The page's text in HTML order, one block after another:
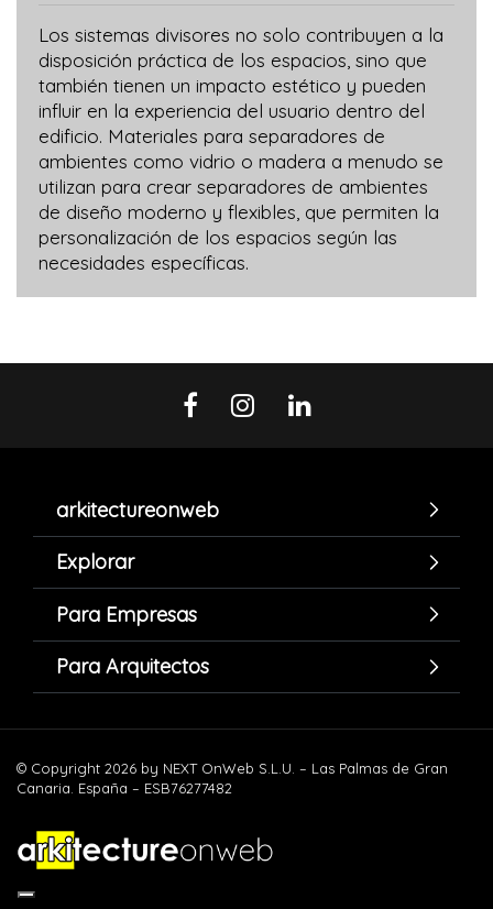
Los sistemas divisores no solo contribuyen a la
disposición práctica de los espacios, sino que
también tienen un impacto estético y pueden
influir en la experiencia del usuario dentro del
edificio. Materiales para separadores de
ambientes como vidrio o madera a menudo se
utilizan para crear separadores de ambientes
de diseño moderno y flexibles, que permiten la
personalización de los espacios según las
necesidades específicas.
arkitectureonweb
Explorar
Para Empresas
Para Arquitectos
© Copyright 2026 by NEXT OnWeb S.L.U. – Las Palmas de Gran
Canaria. España – ESB76277482